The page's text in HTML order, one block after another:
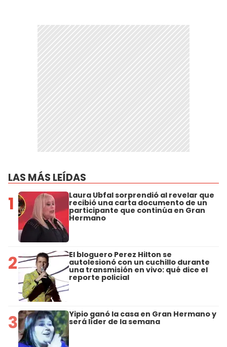
LAS MÁS LEÍDAS
1 Laura Ubfal sorprendió al revelar que
recibió una carta documento de un
participante que continúa en Gran
Hermano
2 El bloguero Perez Hilton se
autolesionó con un cuchillo durante
una transmisión en vivo: qué dice el
reporte policial
3 Yipio ganó la casa en Gran Hermano y
será líder de la semana